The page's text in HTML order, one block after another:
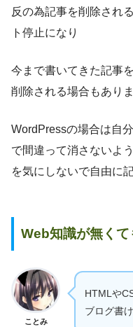
反の為記事を削除され
ト停止になり
今まで書いてきた記事
削除される場合もありま
WordPressの場合は自
で間違って消さないよ
を気にしないで自由に
Web知識が無くて
ことみ
HTMLや
ブログ書